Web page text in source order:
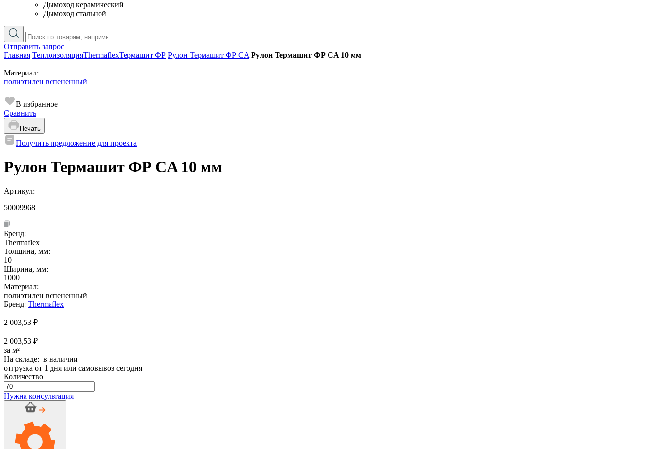
Дымоход керамический
Дымоход стальной
Отправить запрос
Главная ТеплоизоляцияThermaflexТермашит ФР Рулон Термашит ФР CA Рулон Термашит ФР CA 10 мм
Материал:
полиэтилен вспененный
В избранное
Сравнить
Печать
Получить предложение для проекта
Рулон Термашит ФР CA 10 мм
Артикул:
50009968
Бренд:
Thermaflex
Толщина, мм:
10
Ширина, мм:
1000
Материал:
полиэтилен вспененный
Бренд: Thermaflex
2 003,53 ₽
2 003,53 ₽
за м²
На складе: в наличии
отгрузка от 1 дня или самовывоз сегодня
Количество
Количество
товара
Рулон
Термашит
Нужна консультация